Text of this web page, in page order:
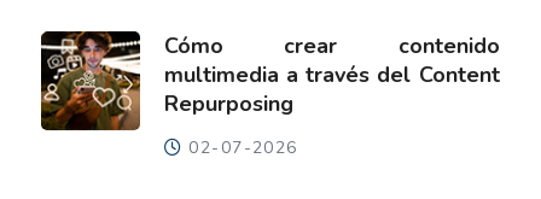
Cómo crear contenido
multimedia a través del Content
Repurposing
02-07-2026